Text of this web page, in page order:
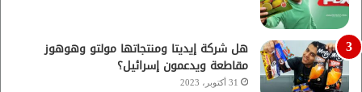
هل شركة إيديتا ومنتجاتها مولتو وهوهوز
مقاطعة ويدعمون إسرائيل؟
31 أكتوبر، 2023